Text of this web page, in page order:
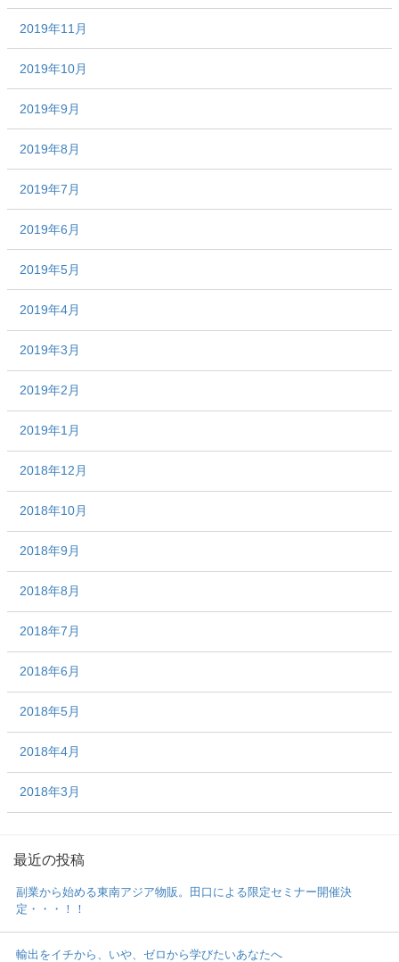
2019年11月
2019年10月
2019年9月
2019年8月
2019年7月
2019年6月
2019年5月
2019年4月
2019年3月
2019年2月
2019年1月
2018年12月
2018年10月
2018年9月
2018年8月
2018年7月
2018年6月
2018年5月
2018年4月
2018年3月
最近の投稿
副業から始める東南アジア物販。田口による限定セミナー開催決
定・・・！！
輸出をイチから、いや、ゼロから学びたいあなたへ